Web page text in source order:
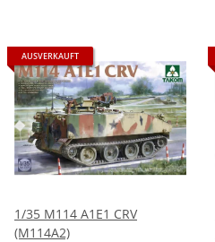
AUSVERKAUFT
1/35 M114 A1E1 CRV
(M114A2)